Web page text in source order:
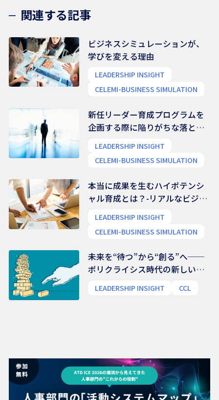
関連する記事
ビジネスシミュレーションが、
学びを変える理由
LEADERSHIP INSIGHT
CELEMI-BUSINESS SIMULATION
新任リーダー育成プログラムを
企画する際に陥りがちな落とし
LEADERSHIP INSIGHT
CELEMI-BUSINESS SIMULATION
本当に成果を生むハイポテンシ
ャル育成とは？-リアルなビジネ
LEADERSHIP INSIGHT
CELEMI-BUSINESS SIMULATION
未来を“待つ”から“創る”へ──
ポリクライシス時代の新しいリ
LEADERSHIP INSIGHT CCL